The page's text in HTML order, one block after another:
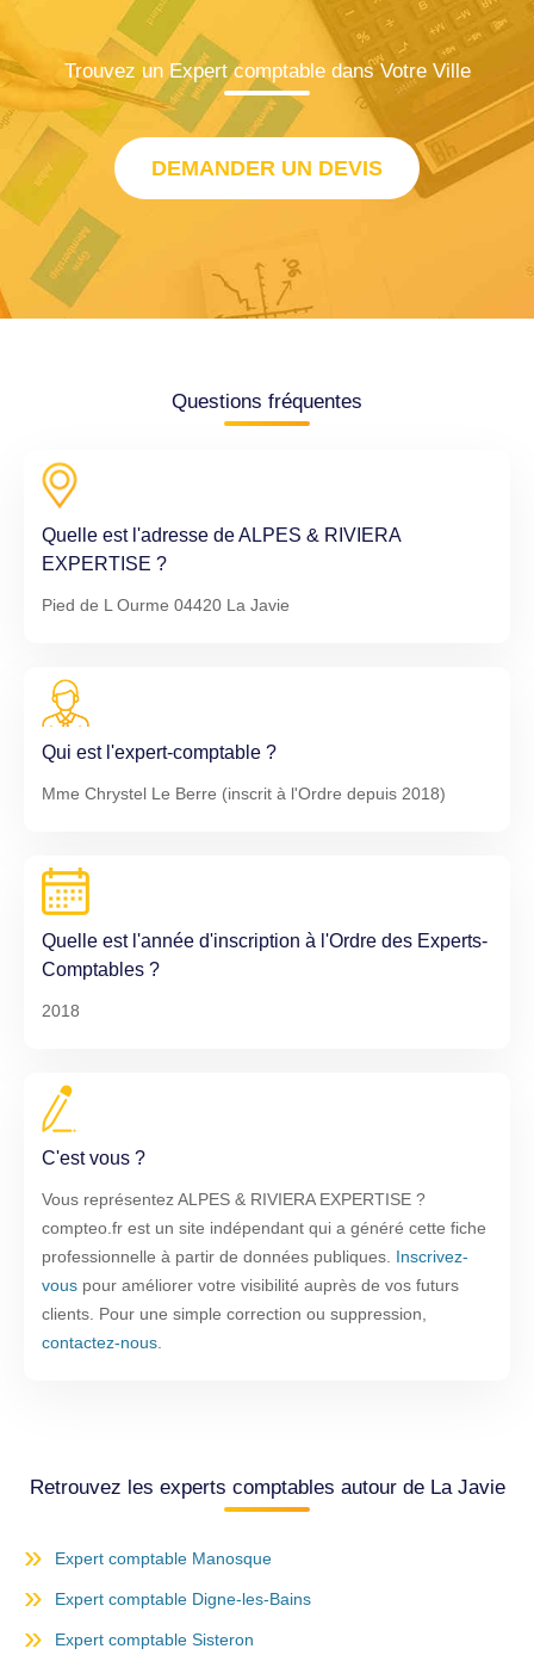
Trouvez un Expert comptable dans Votre Ville
DEMANDER UN DEVIS
Questions fréquentes
Quelle est l'adresse de ALPES & RIVIERA
EXPERTISE ?
Pied de L Ourme 04420 La Javie
Qui est l'expert-comptable ?
Mme Chrystel Le Berre (inscrit à l'Ordre depuis 2018)
Quelle est l'année d'inscription à l'Ordre des Experts-
Comptables ?
2018
C'est vous ?
Vous représentez ALPES & RIVIERA EXPERTISE ?
compteo.fr est un site indépendant qui a généré cette fiche
professionnelle à partir de données publiques. Inscrivez-
vous pour améliorer votre visibilité auprès de vos futurs
clients. Pour une simple correction ou suppression,
contactez-nous
Retrouvez les experts comptables autour de La Javie
Expert comptable Manosque
Expert comptable Digne-les-Bains
Expert comptable Sisteron